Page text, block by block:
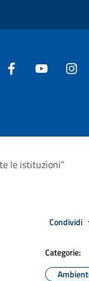
le istituzioni”
Condividi
Categorie: